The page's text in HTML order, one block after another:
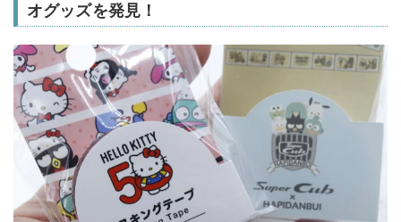
オグッズを発見！